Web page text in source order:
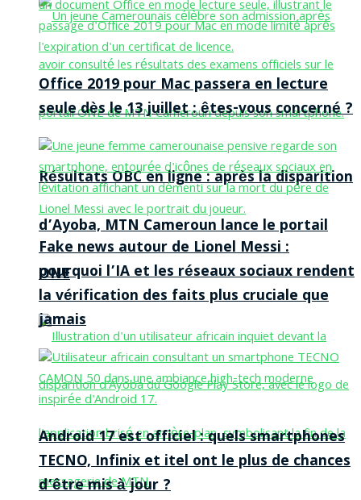
Résultats OBC en ligne : après la disparition
d’Ayoba, MTN Cameroun lance le portail
ONE
Office 2019 pour Mac passera en lecture
seule dès le 13 juillet : êtes-vous concerné ?
Fake news autour de Lionel Messi :
pourquoi l’IA et les réseaux sociaux rendent
la vérification des faits plus cruciale que
jamais
Android 17 est officiel : quels smartphones
TECNO, Infinix et itel ont le plus de chances
d’être mis à jour ?